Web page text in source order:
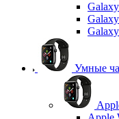
Умные